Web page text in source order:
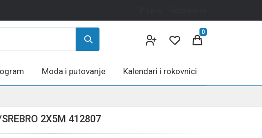
0
Moda i putovanje Kalendari i rokovnici
2X5M 412807